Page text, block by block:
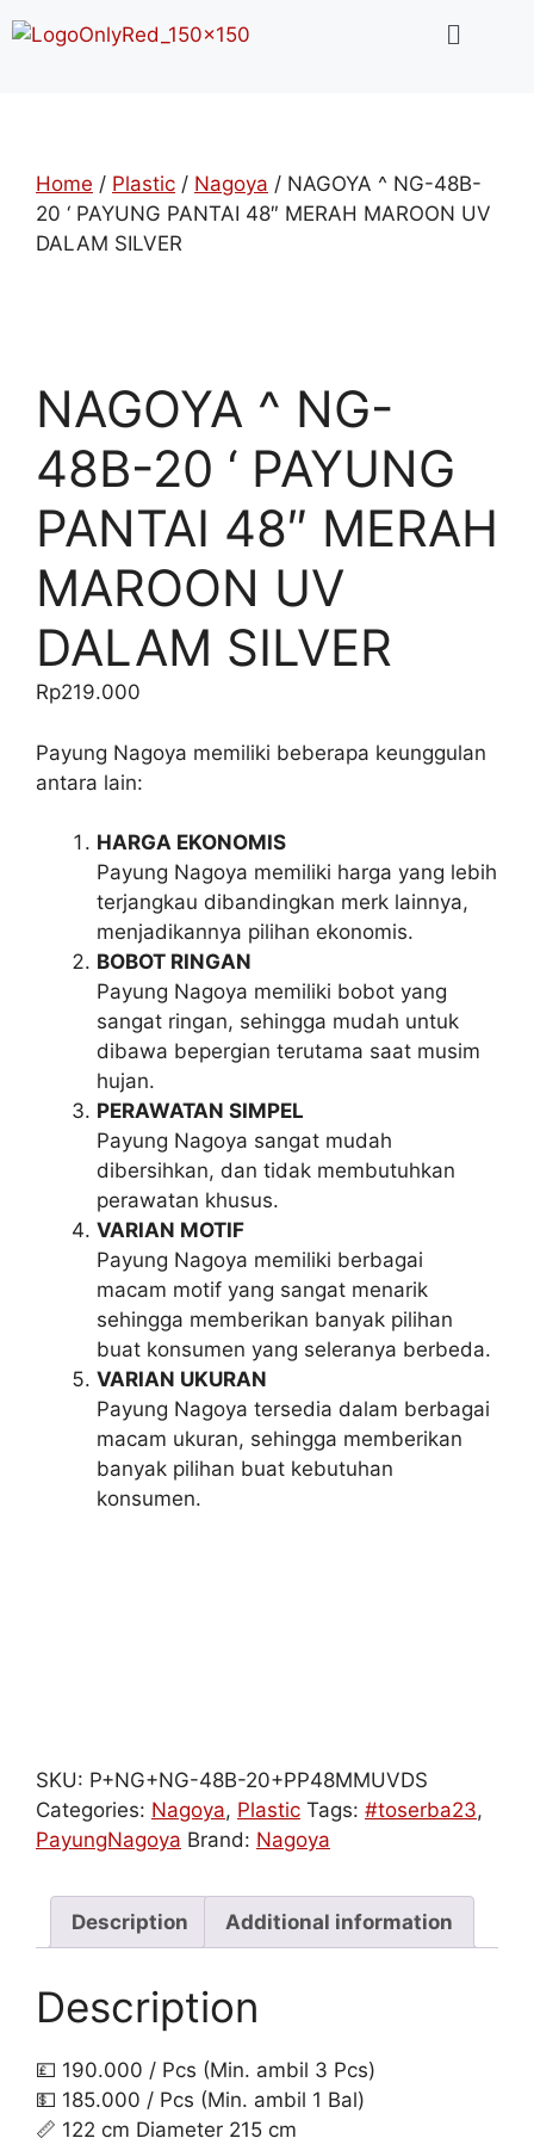
Home / Plastic / Nagoya / NAGOYA ^ NG-48B-
20 ‘ PAYUNG PANTAI 48″ MERAH MAROON UV
DALAM SILVER
NAGOYA ^ NG-
48B-20 ‘ PAYUNG
PANTAI 48″ MERAH
MAROON UV
DALAM SILVER
Rp219.000
Payung Nagoya memiliki beberapa keunggulan
antara lain:
HARGA EKONOMIS
Payung Nagoya memiliki harga yang lebih
terjangkau dibandingkan merk lainnya,
menjadikannya pilihan ekonomis.
BOBOT RINGAN
Payung Nagoya memiliki bobot yang
sangat ringan, sehingga mudah untuk
dibawa bepergian terutama saat musim
hujan.
PERAWATAN SIMPEL
Payung Nagoya sangat mudah
dibersihkan, dan tidak membutuhkan
perawatan khusus.
VARIAN MOTIF
Payung Nagoya memiliki berbagai
macam motif yang sangat menarik
sehingga memberikan banyak pilihan
buat konsumen yang seleranya berbeda.
VARIAN UKURAN
Payung Nagoya tersedia dalam berbagai
macam ukuran, sehingga memberikan
banyak pilihan buat kebutuhan
konsumen.
SKU: P+NG+NG-48B-20+PP48MMUVDS
Categories: Nagoya, Plastic Tags: #toserba23,
PayungNagoya Brand: Nagoya
Description Additional information
Description
💷 190.000 / Pcs (Min. ambil 3 Pcs)
💵 185.000 / Pcs (Min. ambil 1 Bal)
📏 122 cm Diameter 215 cm